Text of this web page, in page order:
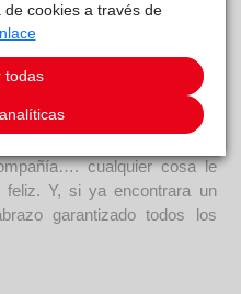
besucón; su máximo interés
abrazarte mejor. Cojea al
fractura en la pata, ya
poco que se ocupó de él la
cualquier cosa le
Y, si ya encontrara un
garantizado todos los
cookies a través de
todas